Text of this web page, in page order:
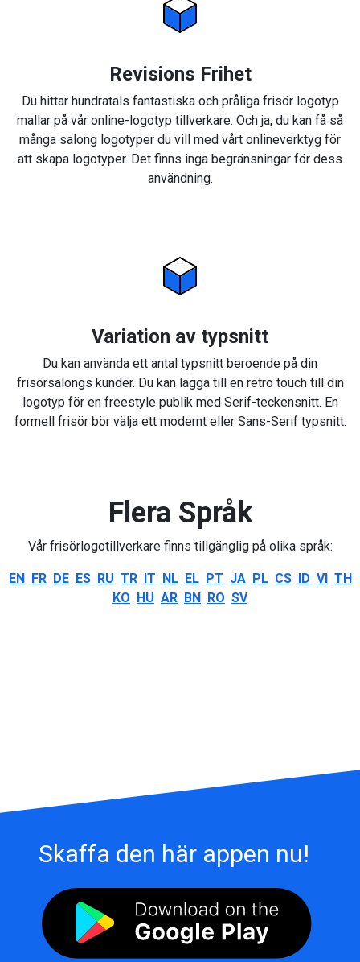
Revisions Frihet
Du hittar hundratals fantastiska och pråliga frisör logotyp
mallar på vår online-logotyp tillverkare. Och ja, du kan få så
många salong logotyper du vill med vårt onlineverktyg för
att skapa logotyper. Det finns inga begränsningar för dess
användning.
Variation av typsnitt
Du kan använda ett antal typsnitt beroende på din
frisörsalongs kunder. Du kan lägga till en retro touch till din
logotyp för en freestyle publik med Serif-teckensnitt. En
formell frisör bör välja ett modernt eller Sans-Serif typsnitt.
Flera Språk
Vår frisörlogotillverkare finns tillgänglig på olika språk:
EN FR DE ES RU TR IT NL EL PT JA PL CS ID VI TH
KO HU AR BN RO SV
Skaffa den här appen nu!